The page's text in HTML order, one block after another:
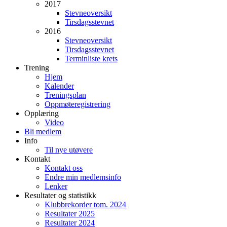
2017
Stevneoversikt
Tirsdagsstevnet
2016
Stevneoversikt
Tirsdagsstevnet
Terminliste krets
Trening
Hjem
Kalender
Treningsplan
Oppmøteregistrering
Opplæring
Video
Bli medlem
Info
Til nye utøvere
Kontakt
Kontakt oss
Endre min medlemsinfo
Lenker
Resultater og statistikk
Klubbrekorder tom. 2024
Resultater 2025
Resultater 2024